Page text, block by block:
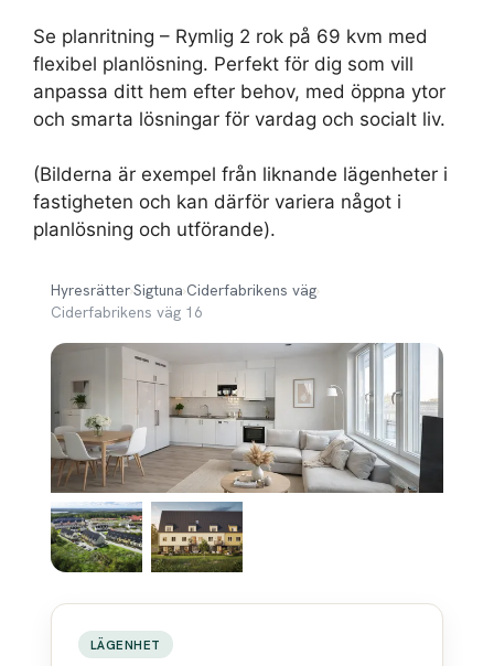
Se planritning – Rymlig 2 rok på 69 kvm med
flexibel planlösning. Perfekt för dig som vill
anpassa ditt hem efter behov, med öppna ytor
och smarta lösningar för vardag och socialt liv.
(Bilderna är exempel från liknande lägenheter i
fastigheten och kan därför variera något i
planlösning och utförande).
Hyresrätter›Sigtuna›Ciderfabrikens väg›
Ciderfabrikens väg 16
LÄGENHET